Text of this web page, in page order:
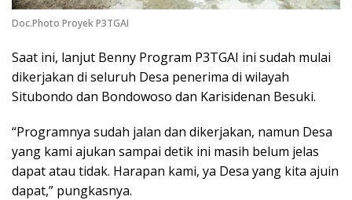
Doc.Photo Proyek P3TGAI
Saat ini, lanjut Benny Program P3TGAI ini sudah mulai
dikerjakan di seluruh Desa penerima di wilayah
Situbondo dan Bondowoso dan Karisidenan Besuki.
“Programnya sudah jalan dan dikerjakan, namun Desa
yang kami ajukan sampai detik ini masih belum jelas
dapat atau tidak. Harapan kami, ya Desa yang kita ajuin
dapat,” pungkasnya.